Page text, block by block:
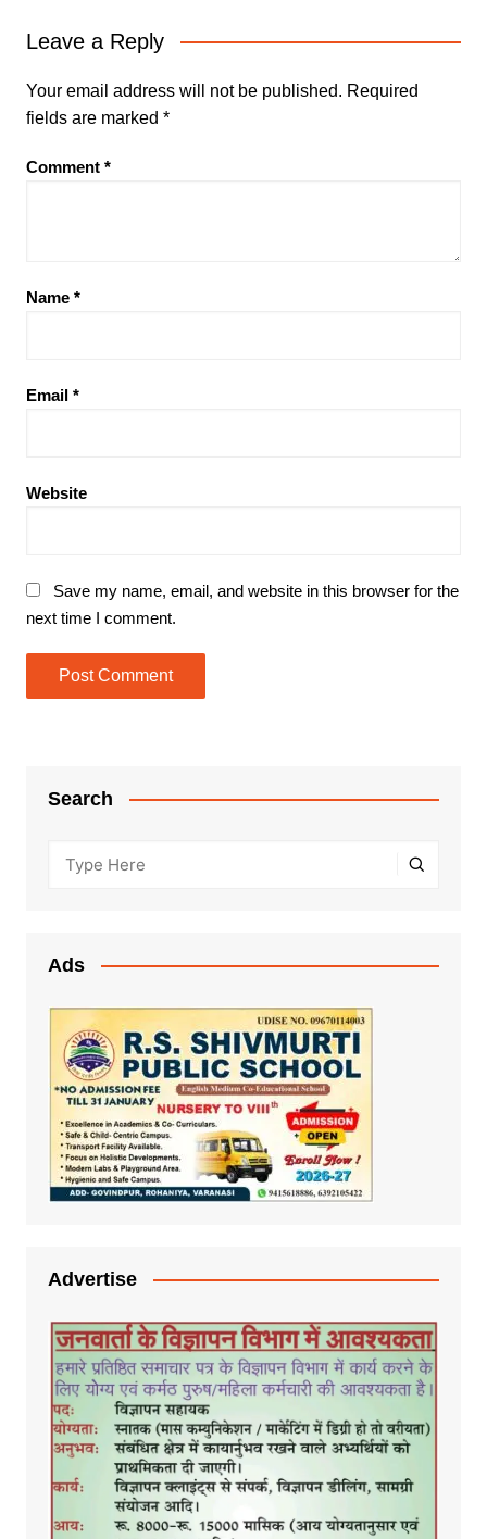
Leave a Reply
Your email address will not be published. Required
fields are marked *
Comment *
Name *
Email *
Website
Save my name, email, and website in this browser for the
next time I comment.
Search
Ads
Advertise